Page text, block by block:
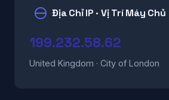
Địa Chỉ IP · Vị Trí Máy Chủ
199.232.58.62
United Kingdom · City of London